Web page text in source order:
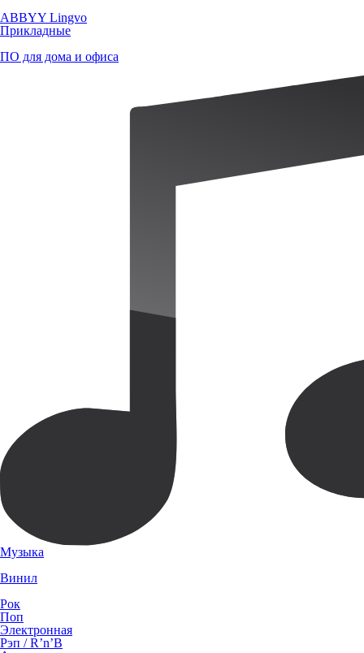
ABBYY Lingvo
Прикладные
ПО для дома и офиса
Музыка
Винил
Рок
Поп
Электронная
Рэп / R’n’B